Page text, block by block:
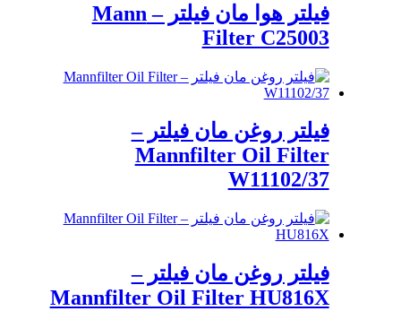
فیلتر هوا مان فیلتر – Mann
Filter C25003
فیلتر روغن مان فیلتر –
Mannfilter Oil Filter
W11102/37
فیلتر روغن مان فیلتر –
Mannfilter Oil Filter HU816X